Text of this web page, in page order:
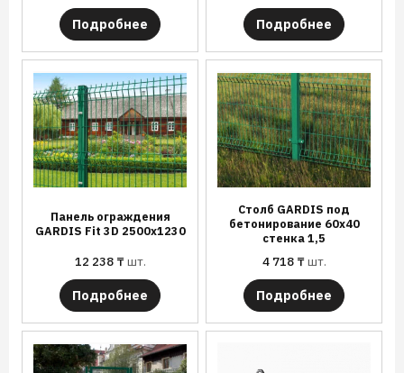
Подробнее Подробнее
Панель ограждения
GARDIS Fit 3D 2500х1230
12 238 ₸шт.
Подробнее
Столб GARDIS под
бетонирование 60х40
стенка 1,5
4 718 ₸шт.
Подробнее